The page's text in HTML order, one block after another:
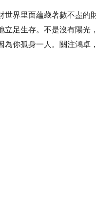
界里面蘊藏著數不盡的
立足生存。不是沒有陽
為你孤身一人。關注鴻卓